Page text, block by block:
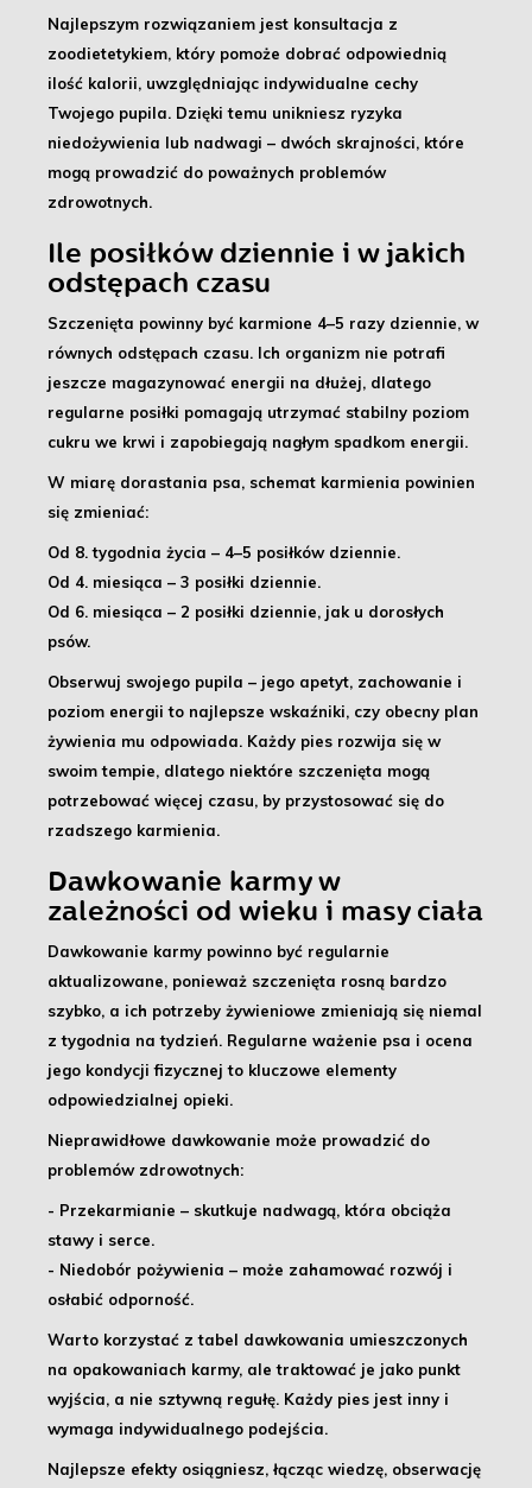
Najlepszym rozwiązaniem jest konsultacja z
zoodietetykiem, który pomoże dobrać odpowiednią
ilość kalorii, uwzględniając indywidualne cechy
Twojego pupila. Dzięki temu unikniesz ryzyka
niedożywienia lub nadwagi – dwóch skrajności, które
mogą prowadzić do poważnych problemów
zdrowotnych.
Ile posiłków dziennie i w jakich
odstępach czasu
Szczenięta powinny być karmione 4–5 razy dziennie, w
równych odstępach czasu. Ich organizm nie potrafi
jeszcze magazynować energii na dłużej, dlatego
regularne posiłki pomagają utrzymać stabilny poziom
cukru we krwi i zapobiegają nagłym spadkom energii.
W miarę dorastania psa, schemat karmienia powinien
się zmieniać:
Od 8. tygodnia życia – 4–5 posiłków dziennie.
Od 4. miesiąca – 3 posiłki dziennie.
Od 6. miesiąca – 2 posiłki dziennie, jak u dorosłych
psów.
Obserwuj swojego pupila – jego apetyt, zachowanie i
poziom energii to najlepsze wskaźniki, czy obecny plan
żywienia mu odpowiada. Każdy pies rozwija się w
swoim tempie, dlatego niektóre szczenięta mogą
potrzebować więcej czasu, by przystosować się do
rzadszego karmienia.
Dawkowanie karmy w
zależności od wieku i masy ciała
Dawkowanie karmy powinno być regularnie
aktualizowane, ponieważ szczenięta rosną bardzo
szybko, a ich potrzeby żywieniowe zmieniają się niemal
z tygodnia na tydzień. Regularne ważenie psa i ocena
jego kondycji fizycznej to kluczowe elementy
odpowiedzialnej opieki.
Nieprawidłowe dawkowanie może prowadzić do
problemów zdrowotnych:
- Przekarmianie – skutkuje nadwagą, która obciąża
stawy i serce.
- Niedobór pożywienia – może zahamować rozwój i
osłabić odporność.
Warto korzystać ztabel dawkowania umieszczonych
na opakowaniach karmy, ale traktować je jako punkt
wyjścia, a nie sztywną regułę. Każdy pies jest inny i
wymaga indywidualnego podejścia.
Najlepsze efekty osiągniesz, łącząc wiedzę, obserwację